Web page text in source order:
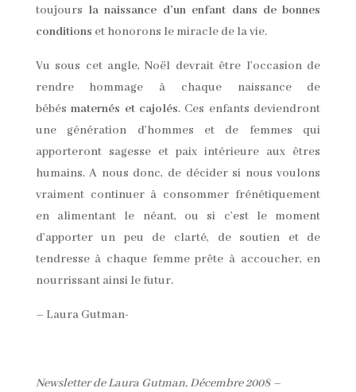
toujours la naissance d’un enfant dans de bonnes
conditions et honorons le miracle de la vie.
Vu sous cet angle, Noël devrait être l’occasion de
rendre hommage à chaque naissance de
bébésmaternés et cajolés. Ces enfants deviendront
une génération d’hommes et de femmes qui
apporteront sagesse et paix intérieure aux êtres
humains. A nous donc, de décider si nous voulons
vraiment continuer à consommer frénétiquement
en alimentant le néant, ou si c’est le moment
d’apporter un peu de clarté, de soutien et de
tendresse à chaque femme prête à accoucher, en
nourrissant ainsi le futur.
– Laura Gutman-
Newsletter de Laura Gutman, Décembre 2008 –